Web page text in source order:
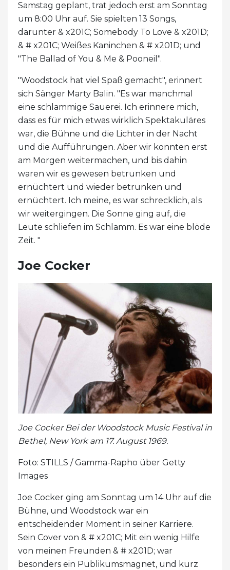
Samstag geplant, trat jedoch erst am Sonntag
um 8:00 Uhr auf. Sie spielten 13 Songs,
darunter & x201C; Somebody To Love & x201D;
& # x201C; Weißes Kaninchen & # x201D; und
"The Ballad of You & Me & Pooneil".
"Woodstock hat viel Spaß gemacht", erinnert
sich Sänger Marty Balin. "Es war manchmal
eine schlammige Sauerei. Ich erinnere mich,
dass es für mich etwas wirklich Spektakuläres
war, die Bühne und die Lichter in der Nacht
und die Aufführungen. Aber wir konnten erst
am Morgen weitermachen, und bis dahin
waren wir es gewesen betrunken und
ernüchtert und wieder betrunken und
ernüchtert. Ich meine, es war schrecklich, als
wir weitergingen. Die Sonne ging auf, die
Leute schliefen im Schlamm. Es war eine blöde
Zeit. "
Joe Cocker
Joe Cocker Bei der Woodstock Music Festival in
Bethel, New York am 17. August 1969.
Foto: STILLS / Gamma-Rapho über Getty
Images
Joe Cocker ging am Sonntag um 14 Uhr auf die
Bühne, und Woodstock war ein
entscheidender Moment in seiner Karriere.
Sein Cover von & # x201C; Mit ein wenig Hilfe
von meinen Freunden & # x201D; war
besonders ein Publikumsmagnet, und kurz